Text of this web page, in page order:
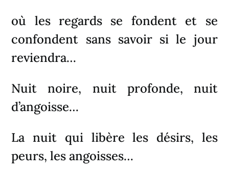
où les regards se fondent et se
confondent sans savoir si le jour
reviendra…
Nuit noire, nuit profonde, nuit
d’angoisse…
La nuit qui libère les désirs, les
peurs, les angoisses…